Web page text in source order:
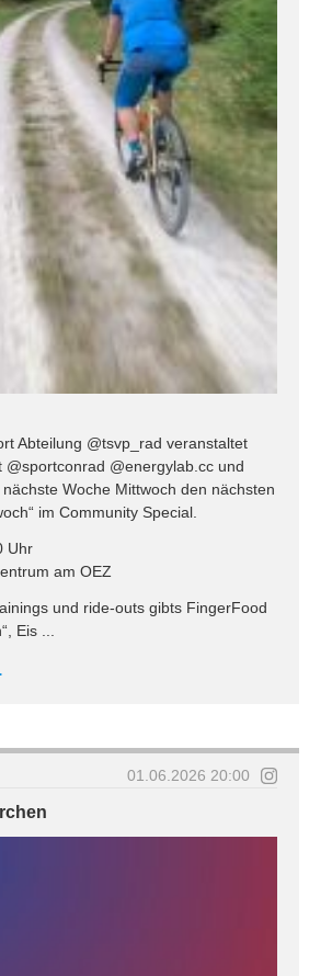
Abteilung @tsvp_rad veranstaltet
@sportconrad @energylab.cc und
Woche Mittwoch den nächsten
im Community Special.
Uhr
am OEZ
und ride-outs gibts FingerFood
Eis ...
01.06.2026 20:00